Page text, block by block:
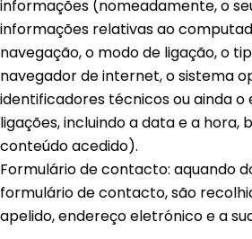
informações (nomeadamente, o
informações relativas ao
navegação, o modo de ligação, o
navegador de internet, o sistema
identificadores técnicos ou ainda o
ligações, incluindo a data e a hora,
conteúdo acedido).
Formulário de contacto: aquando
formulário de contacto, são
apelido, endereço eletrónico e a